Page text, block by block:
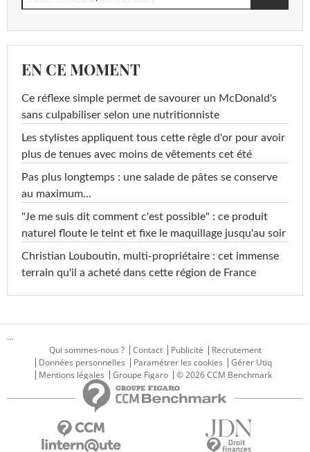
EN CE MOMENT
Ce réflexe simple permet de savourer un McDonald's
sans culpabiliser selon une nutritionniste
Les stylistes appliquent tous cette règle d'or pour avoir
plus de tenues avec moins de vêtements cet été
Pas plus longtemps : une salade de pâtes se conserve
au maximum...
"Je me suis dit comment c'est possible" : ce produit
naturel floute le teint et fixe le maquillage jusqu'au soir
Christian Louboutin, multi-propriétaire : cet immense
terrain qu'il a acheté dans cette région de France
...
Qui sommes-nous ?
Contact Publicité
Recrutement
Données personnelles
Paramétrer les cookies
Gérer Utiq
Mentions légales
Groupe Figaro © 2026 CCM Benchmark